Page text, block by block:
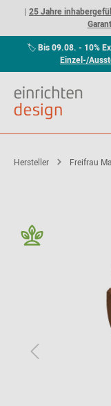
25 Jahre
🏷Bis 09.08. - 10%
Einzel-/
Hersteller Freifrau